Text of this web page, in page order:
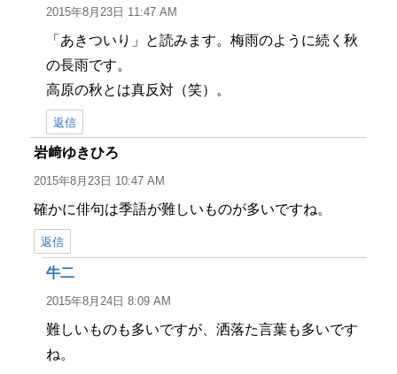
り:
2015年8月23日 11:47 AM
「あきついり」と読みます。梅雨のように続く秋
の長雨です。
高原の秋とは真反対（笑）。
返信
岩﨑ゆきひろ
り:
2015年8月23日 10:47 AM
確かに俳句は季語が難しいものが多いですね。
返信
牛二よ
り:
2015年8月24日 8:09 AM
難しいものも多いですが、洒落た言葉も多いです
ね。